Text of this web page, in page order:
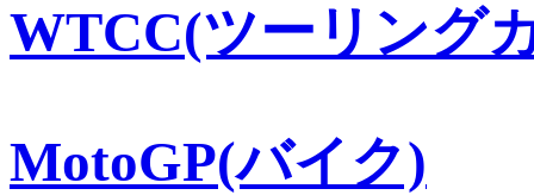
WTCC(ツーリング
MotoGP(バイク)